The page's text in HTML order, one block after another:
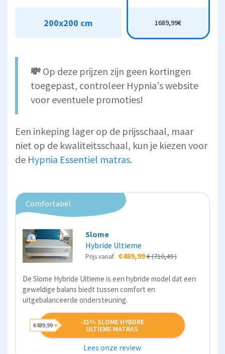
200x200 cm 1689,99€
1689,99€
200x200 cm
💸 Op deze prijzen zijn geen kortingen
toegepast, controleer Hypnia's website
voor eventuele promoties!
Een inkeping lager op de prijsschaal, maar
niet op de kwaliteitsschaal, kun je kiezen voor
de Hypnia Essentiel matras.
Comfortabel
Slome
Hybride Ultieme
Prijs vanaf €489,99€ (710,49 )
De Slome Hybride Ultieme is een hybride model dat een
geweldige balans biedt tussen comfort en
uitgebalanceerde ondersteuning.
-31% SLOME HYBDRE
ULTIEME MATRAS
€489,99
Lees onze review